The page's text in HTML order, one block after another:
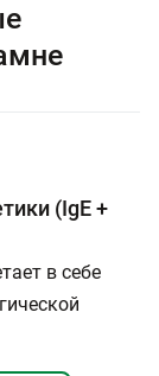
(IgE +
в себе